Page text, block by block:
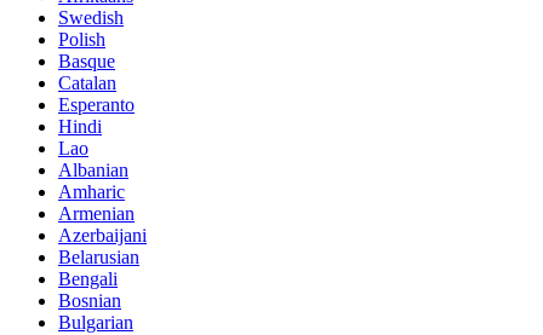
Swedish
Polish
Basque
Catalan
Esperanto
Hindi
Lao
Albanian
Amharic
Armenian
Azerbaijani
Belarusian
Bengali
Bosnian
Bulgarian